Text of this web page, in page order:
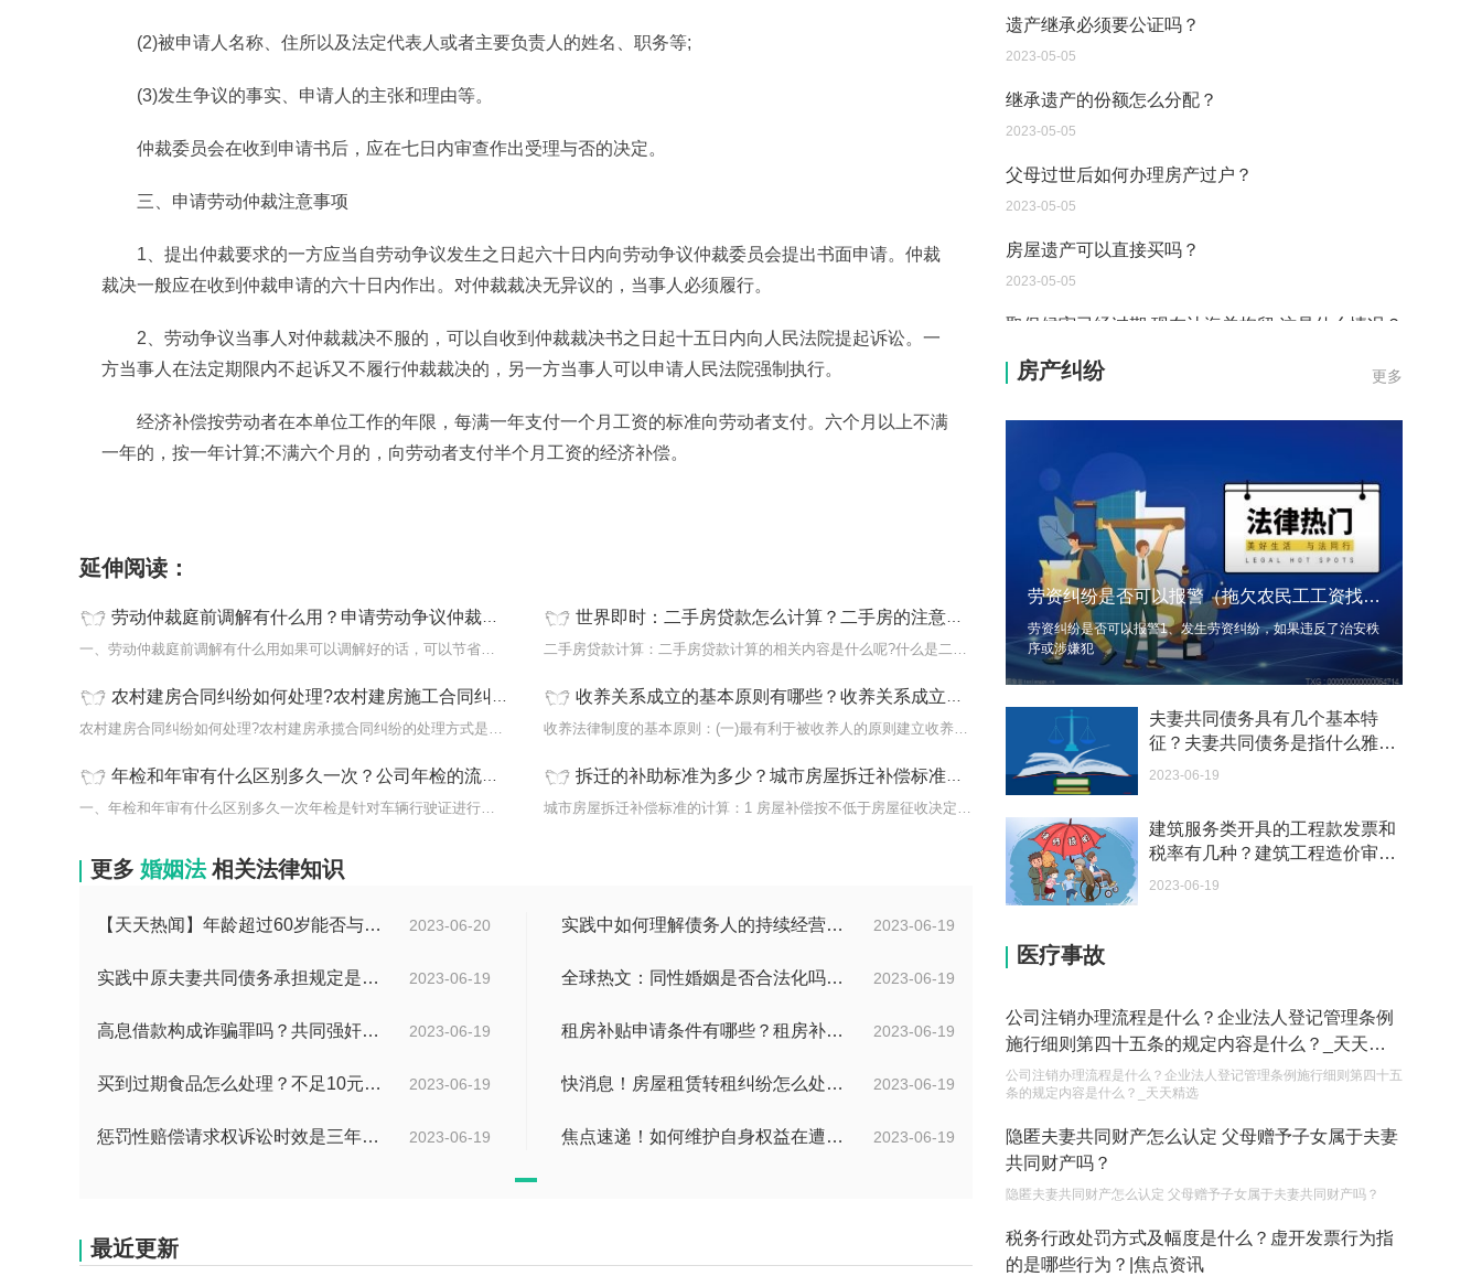
(2)被申请人名称、住所以及法定代表人或者主要负责人的姓名、职务等;
(3)发生争议的事实、申请人的主张和理由等。
仲裁委员会在收到申请书后，应在七日内审查作出受理与否的决定。
三、申请劳动仲裁注意事项
1、提出仲裁要求的一方应当自劳动争议发生之日起六十日内向劳动争议仲裁委员会提出书面申请。仲裁
裁决一般应在收到仲裁申请的六十日内作出。对仲裁裁决无异议的，当事人必须履行。
2、劳动争议当事人对仲裁裁决不服的，可以自收到仲裁裁决书之日起十五日内向人民法院提起诉讼。一
方当事人在法定期限内不起诉又不履行仲裁裁决的，另一方当事人可以申请人民法院强制执行。
经济补偿按劳动者在本单位工作的年限，每满一年支付一个月工资的标准向劳动者支付。六个月以上不满
一年的，按一年计算;不满六个月的，向劳动者支付半个月工资的经济补偿。
延伸阅读：
劳动仲裁庭前调解有什么用？申请劳动争议仲裁应当提交书面仲裁申请书吗？ 每日短讯
一、劳动仲裁庭前调解有什么用如果可以调解好的话，可以节省双方更
世界即时：二手房贷款怎么计算？二手房的注意事项是什么？
二手房贷款计算：二手房贷款计算的相关内容是什么呢?什么是二手房贷
农村建房合同纠纷如何处理?农村建房施工合同纠纷怎么解决? 环球新消息
农村建房合同纠纷如何处理?农村建房承揽合同纠纷的处理方式是：有约
收养关系成立的基本原则有哪些？收养关系成立有什么规定？ 全球要闻
收养法律制度的基本原则：(一)最有利于被收养人的原则建立收养制度
年检和年审有什么区别多久一次？公司年检的流程是什么？ 世界速讯
一、年检和年审有什么区别多久一次年检是针对车辆行驶证进行的安全
拆迁的补助标准为多少？城市房屋拆迁补偿标准怎么计算？征收设有抵押权的房屋的手续复杂吗？
城市房屋拆迁补偿标准的计算：1 房屋补偿按不低于房屋征收决定公告
更多 婚姻法 相关法律知识
2023-06-20
【天天热闻】年龄超过60岁能否与所在单位建立劳动关系？领取退休金有哪些条件？ 2023-06-19
实践中如何理解债务人的持续经营能力？有什么债务人财务的影响？
2023-06-19
实践中原夫妻共同债务承担规定是什么？离婚时债权分割依据是什么？ 2023-06-19
全球热文：同性婚姻是否合法化吗？同性婚姻合法国家有哪些？
2023-06-19
高息借款构成诈骗罪吗？共同强奸均未遂是否构成轮奸？ 2023-06-19
租房补贴申请条件有哪些？租房补贴能拿几年？|天天快播
2023-06-19
买到过期食品怎么处理？不足10元过期商品怎么赔偿？ 2023-06-19
快消息！房屋租赁转租纠纷怎么处理?怎么处理房屋转租纠纷?
2023-06-19
惩罚性赔偿请求权诉讼时效是三年吗？惩罚性赔偿的现行法律是哪条？ 2023-06-19
焦点速递！如何维护自身权益在遭遇网络诈骗情况下？网络诈骗案件举报方式是什么？
最近更新
继承遗产的份额怎么分配？
2023-05-05
父母过世后如何办理房产过户？
2023-05-05
房屋遗产可以直接买吗？
2023-05-05
取保候审已经过期 现在让海关拘留 这是什么情况？
2023-05-04
到德国交了保证金留学 但是孩子的精神方面有问题
2023-05-04
我想问一下申请护照需要带什么证件？
您好：请问从国外进口的费钢税率是多少？非常感
谢！
2023-05-04
外国旅游签证可以在中国大使馆登记结婚吗？
2023-05-04
我可以在苏州申请护照吗？我所在的地方是云南
2023-05-04
你好 我想问一下外国人来这里工作没有护照该怎么
办？
如何续签居住证 我的1月7日到期
2023-05-04
关报案？
你好 我需要申请去美国结婚的签证 过程是什么？
代理权的产生原因是什么？当我国没有外贸经营权
的企业委托外贸公司进出口贸易时，相关当事人的
权利和责任是什么？
2023-05-04
单纯的遗产赠要缴税吗？
2023-05-05
更多
房产纠纷
劳资纠纷是否可以报警（拖欠农民工工资找谁）
劳资纠纷是否可以报警1、发生劳资纠纷，如果违反了治安秩
序或涉嫌犯
夫妻共同债务具有几个基本特
征？夫妻共同债务是指什么雅
思？
2023-06-19
建筑服务类开具的工程款发票和
税率有几种？建筑工程造价审计
指的是什么？
2023-06-19
医疗事故
公司注销办理流程是什么？企业法人登记管理条例
施行细则第四十五条的规定内容是什么？_天天精
选
公司注销办理流程是什么？企业法人登记管理条例施行细则第四十五
条的规定内容是什么？_天天精选
隐匿夫妻共同财产怎么认定 父母赠予子女属于夫妻
共同财产吗？
隐匿夫妻共同财产怎么认定 父母赠予子女属于夫妻共同财产吗？
税务行政处罚方式及幅度是什么？虚开发票行为指
的是哪些行为？|焦点资讯